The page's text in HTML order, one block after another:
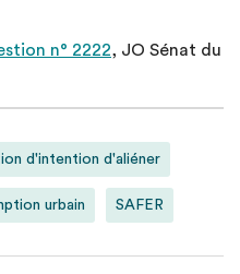
n° 2222, JO Sénat du
d'intention d'aliéner
urbain SAFER